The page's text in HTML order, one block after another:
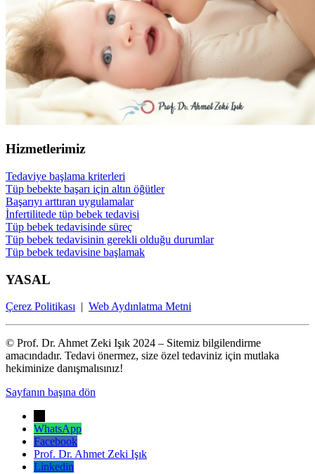
Hizmetlerimiz
Tedaviye başlama kriterleri
Tüp bebekte başarı için altın öğütler
Başarıyı arttıran uygulamalar
İnfertilitede tüp bebek tedavisi
Tüp bebek tedavisinde süreç
Tüp bebek tedavisinin gerekli olduğu durumlar
Tüp bebek tedavisine başlamak
YASAL
Çerez Politikası | Web Aydınlatma Metni
© Prof. Dr. Ahmet Zeki Işık 2024 – Sitemiz bilgilendirme
amacındadır. Tedavi önermez, size özel tedaviniz için mutlaka
hekiminize danışmalısınız!
Sayfanın başına dön
WhatsApp
Facebook
Prof. Dr. Ahmet Zeki Işık
Linkedin